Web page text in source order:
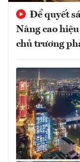
Để quyết
Nâng cao
chủ trương